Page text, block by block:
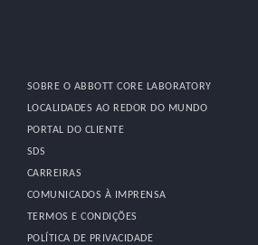
SOBRE O ABBOTT CORE LABORATORY
LOCALIDADES AO REDOR DO MUNDO
PORTAL DO CLIENTE
SDS
CARREIRAS
COMUNICADOS À IMPRENSA
TERMOS E CONDIÇÕES
POLÍTICA DE PRIVACIDADE